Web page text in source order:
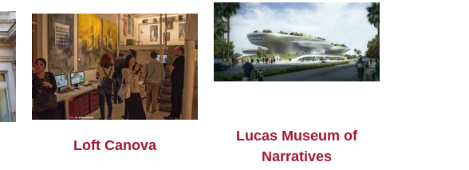
Loft Canova
Lucas Museum of
Narratives